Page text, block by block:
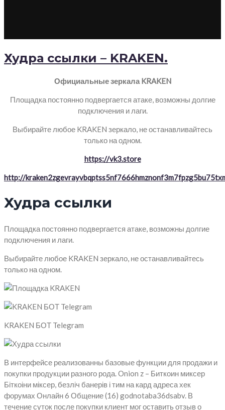
Худра ссылки – KRAKEN.
Официальные зеркала KRAKEN
Площадка постоянно подвергается атаке, возможны долгие
подключения и лаги.
Выбирайте любое KRAKEN зеркало, не останавливайтесь
только на одном.
https://vk3.store
http://
Худра ссылки
Площадка постоянно подвергается атаке, возможны долгие
подключения и лаги.
Выбирайте любое KRAKEN зеркало, не останавливайтесь
только на одном.
KRAKEN БОТ Telegram
В интерфейсе реализованны базовые функции для продажи и
покупки продукции разного рода. Onion z – Биткоин миксер
Біткоіни міксер, безліч банерів і тим на кард адреса хек
форумах Онлайн 6 Общение (16) godnotaba36dsabv. В
течение суток после покупки клиент мог оставить отзыв о